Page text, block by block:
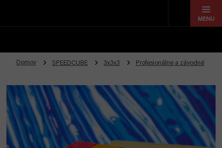
Domov SPEEDCUBE 3x3x3 Profesionálne a závodné